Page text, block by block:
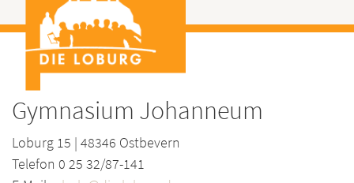
Gymnasium Johanneum
Loburg 15 | 48346 Ostbevern
Telefon 0 25 32/87-141